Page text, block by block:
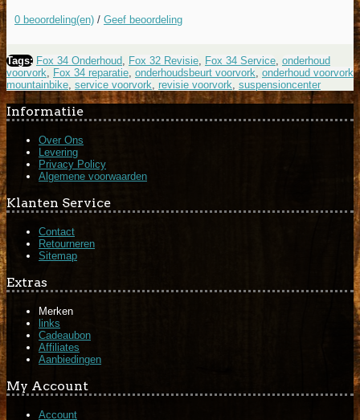
0 beoordeling(en) / Geef beoordeling
Tags: Fox 34 Onderhoud Fox 32 Revisie Fox 34 Service onderhoud
voorvork
Fox 34 reparatie onderhoudsbeurt voorvork onderhoud voorvork
mountainbike service voorvork revisie voorvork suspensioncenter
Informatiie
Over Ons
Levering
Privacy Policy
Algemene voorwaarden
Klanten Service
Contact
Retourneren
Sitemap
Extras
Merken
links
Cadeaubon
Affiliates
Aanbiedingen
My Account
Account